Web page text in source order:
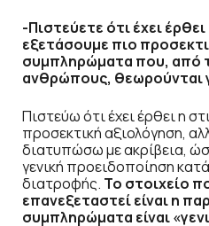
-Πιστεύετε ότι έχει
εξετάσουμε πιο
συμπληρώματα που, από
ανθρώπους, θεωρούνται
Πιστεύω ότι έχει έρθει η
προσεκτική αξιολόγηση,
διατυπώσω με ακρίβεια,
γενική προειδοποίηση
διατροφής. Το στοιχείο
επανεξεταστεί είναι η
συμπληρώματα είναι